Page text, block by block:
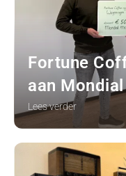
Fortune
aan
Lees verder